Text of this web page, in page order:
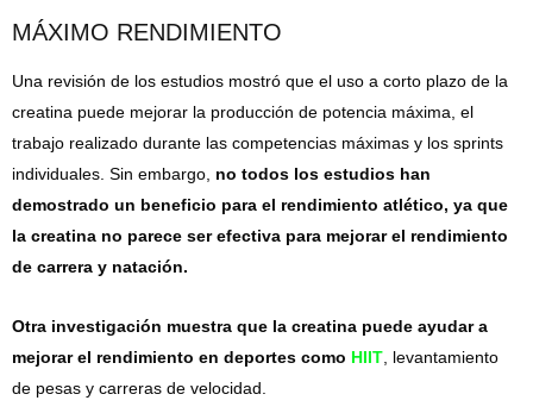
MÁXIMO RENDIMIENTO
Una revisión de los estudios mostró que el uso a corto plazo de la
creatina puede mejorar la producción de potencia máxima, el
trabajo realizado durante las competencias máximas y los sprints
individuales. Sin embargo, no todos los estudios han
demostrado un beneficio para el rendimiento atlético, ya que
la creatina no parece ser efectiva para mejorar el rendimiento
de carrera y natación.
Otra investigación muestra que la creatina puede ayudar a
mejorar el rendimiento en deportes como HIIT , levantamiento
de pesas y carreras de velocidad.